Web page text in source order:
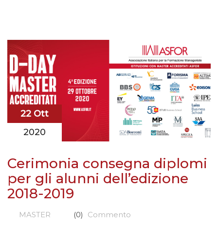
22 Ott
2020
Cerimonia consegna diplomi
per gli alunni dell’edizione
2018-2019
MASTER (0) Commento